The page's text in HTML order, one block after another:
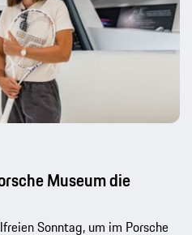
Museum die
Sonntag, um im Porsche